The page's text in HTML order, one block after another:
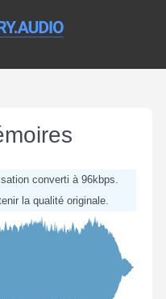
converti à 96kbps.
la qualité originale.